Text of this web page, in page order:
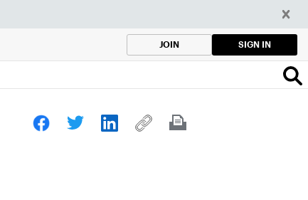
JOIN SIGN IN